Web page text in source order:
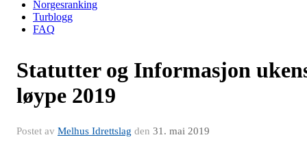
Norgesranking
Turblogg
FAQ
Statutter og Informasjon
løype 2019
Postet av Melhus Idrettslag den 31. mai 2019